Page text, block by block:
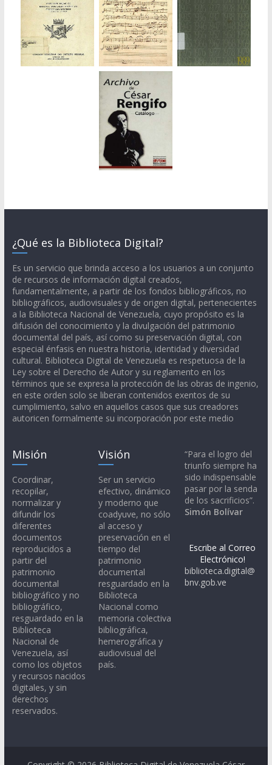
¿Qué es la Biblioteca Digital?
Es un servicio que brinda acceso a los usuarios a un conjunto
de recursos de información digital creados,
fundamentalmente, a partir de los fondos bibliográficos, no
bibliográficos, audiovisuales y de origen digital, pertenecientes
a la Biblioteca Nacional de Venezuela, cuyo propósito es la
difusión del conocimiento y la divulgación del patrimonio
documental del país, así como su preservación digital, con
especial énfasis en nuestra historia, identidad y diversidad
cultural. Biblioteca Digital de Venezuela es respetuosa de la
Ley sobre el Derecho de Autor y su reglamento en los
términos que se expresa la protección de las obras de ingenio,
en este orden solo se liberan contenidos exentos de su
cumplimiento, salvo en aquellos casos que sus creadores
autoricen formalmente su incorporación por este medio
Misión
Coordinar,
recopilar,
normalizar y
difundir los
diferentes
documentos
reproducidos a
partir del
patrimonio
documental
bibliográfico y no
bibliográfico,
resguardado en la
Biblioteca
Nacional de
Venezuela, así
como los objetos
y recursos nacidos
digitales, y sin
derechos
reservados.
Visión
Ser un servicio
efectivo, dinámico
y moderno que
coadyuve, no sólo
al acceso y
preservación en el
tiempo del
patrimonio
documental
resguardado en la
Biblioteca
Nacional como
memoria colectiva
bibliográfica,
hemerográfica y
audiovisual del
país.
“Para el logro del
triunfo siempre ha
sido indispensable
pasar por la senda
de los sacrificios”.
Simón Bolívar
Escribe al Correo
Electrónico!
biblioteca.digital@
bnv.gob.ve